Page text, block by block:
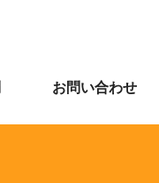
お問い合わせ